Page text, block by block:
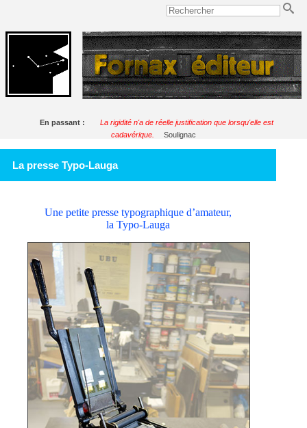
En passant :
La rigidité n'a de réelle justification que lorsqu'elle est
cadavérique.
Soulignac
La presse Typo-Lauga
Une petite presse typographique d’amateur,
la Typo-Lauga